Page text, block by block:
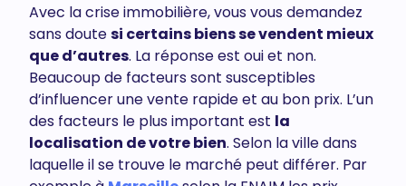
Avec la crise immobilière, vous vous demandez
sans doutesi certains biens se vendent mieux
que d’autres. La réponse est oui et non.
Beaucoup de facteurs sont susceptibles
d’influencer une vente rapide et au bon prix. L’un
des facteurs le plus important est la
localisation de votre bien. Selon la ville dans
laquelle il se trouve le marché peut différer. Par